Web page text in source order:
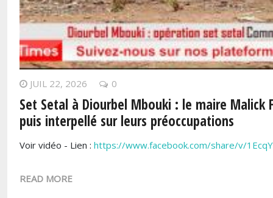
JUIL 22, 2026 0
Set Setal à Diourbel Mbouki : le maire Malick
puis interpellé sur leurs préoccupations
Voir vidéo - Lien : https://www.facebook.com/share/v/
READ MORE